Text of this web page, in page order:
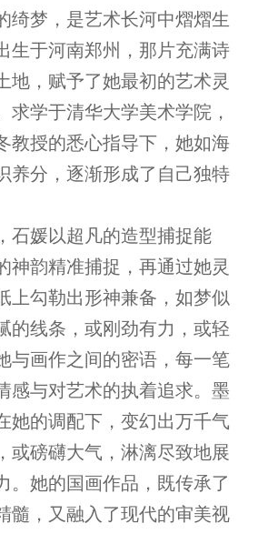
绮梦，是艺术长河中熠熠生
生于河南郑州，那片充满诗
地，赋予了她最初的艺术灵
求学于清华大学美术学院，
教授的悉心指导下，她如海
养分，逐渐形成了自己独特
石媛以超凡的造型捕捉能
神韵精准捕捉，再通过她灵
上勾勒出形神兼备，如梦似
的线条，或刚劲有力，或轻
与画作之间的密语，每一笔
感与对艺术的执着追求。墨
她的调配下，变幻出万千气
或磅礴大气，淋漓尽致地展
。她的国画作品，既传承了
髓，又融入了现代的审美视